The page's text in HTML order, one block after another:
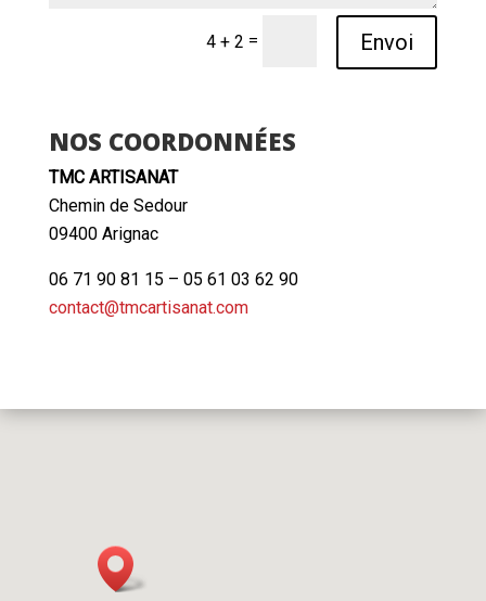
4 + 2 = Envoi
NOS COORDONNÉES
TMC ARTISANAT
Chemin de Sedour
09400 Arignac
06 71 90 81 15 – 05 61 03 62 90
contact@tmcartisanat.com